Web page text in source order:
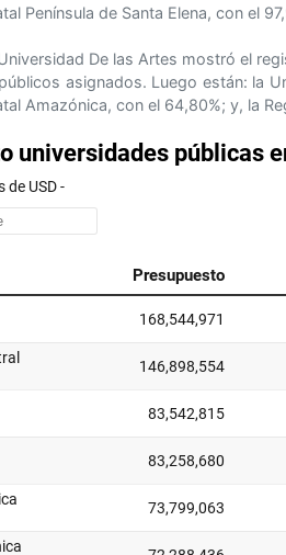
Península de Santa Elena, con el
De las Artes mostró el
asignados. Luego están: la
Amazónica, con el 64,80%; y, la